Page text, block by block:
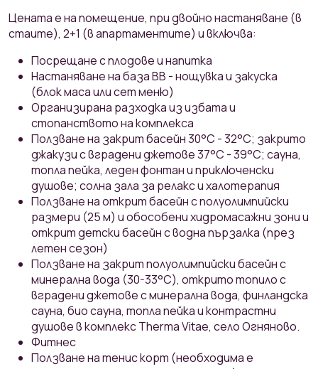
Ценaтa е на помещение, при двойно настаняване (в
стаите), 2+1 (в апартаментите) и включва:
Посрещане с плодове и напитка
Настаняване на база ВВ - нощувка и закуска
(блок маса или сет меню)
Организирана разходка из избата и
стопанството на комплекса
Ползване на закрит басейн 30°С - 32°С; закрито
джакузи с вградени джетове 37°С - 39°С; сауна,
топла пейка, леден фонтан и приключенски
душове; солна зала за релакс и халотерапия
Ползване на открит басейн с полуолимпийски
размери (25 м) и обособени хидромасажни зони и
открит детски басейн с водна пързалка (през
летен сезон)
Ползване на закрит полуолимпийски басейн с
минерална вода (30-33°С), открито топило с
вградени джетове с минерална вода, финландска
сауна, био сауна, топла пейка и контрастни
душове в комплекс Therma Vitae, село Огняново.
Фитнес
Ползване на тенис корт (необходима е